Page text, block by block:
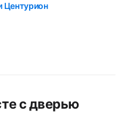
Центурион
с дверью